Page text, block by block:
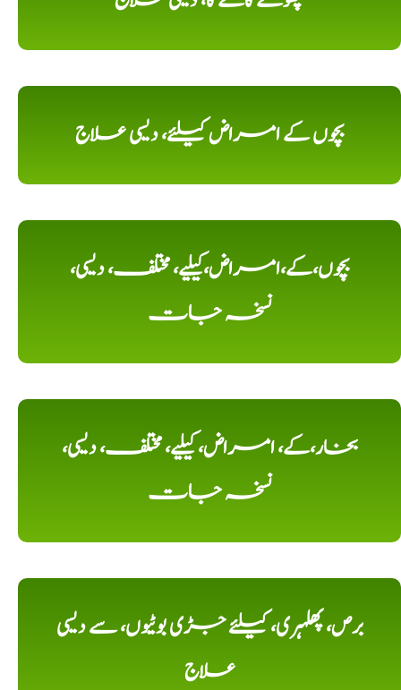
بچوں کے امراض کیلئے، دیسی علاج
بچوں،کے،امراض،کیلیے، مختلف، دیسی،
نسخہ جات
بخار،کے، امراض، کیلیے، مختلف، دیسی،
نسخہ جات
برص، پھلہری، کیلئے جڑی بوٹیوں، سے دیسی
علاج